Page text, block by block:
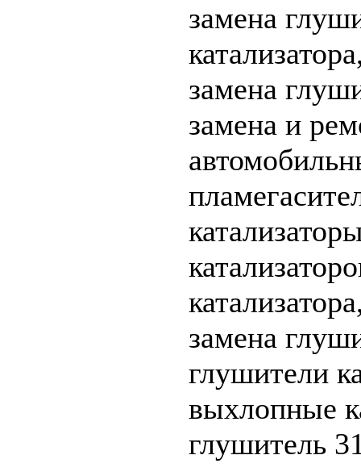
замена
замена
замена и
замена
глушители
выхлопные
глушитель